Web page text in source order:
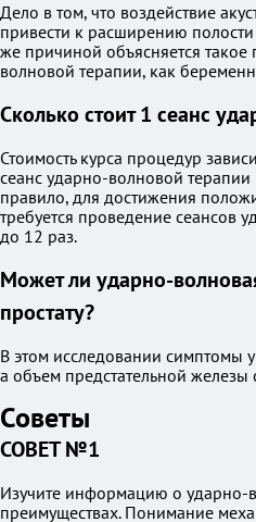
Дело в том, что воздействие
привести к расширению
же причиной объясняется
волновой терапии, как
Сколько стоит 1 сеанс
Стоимость курса процедур
сеанс ударно-волновой
правило, для достижения
требуется проведение сеансов
до 12 раз.
Может ли ударно-
простату?
В этом исследовании симптомы
а объем предстательной
Советы
СОВЕТ №1
Изучите информацию о ударно-
преимуществах. Понимание